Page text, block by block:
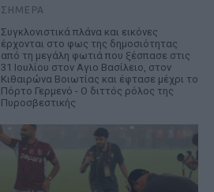
ΣΉΜΕΡΑ
Συγκλονιστικά πλάνα και εικόνες
έρχονται στο φως της δημοσιότητας
από τη μεγάλη φωτιά που ξέσπασε στις
31 Ιουλίου στον Αγιο Βασίλειο, στον
Κιθαιρώνα Βοιωτίας και έφτασε μέχρι το
Πόρτο Γερμενό - Ο διττός ρόλος της
Πυροσβεστικής